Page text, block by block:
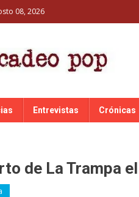
08, 2026
Entrevistas Crónicas
de La Trampa